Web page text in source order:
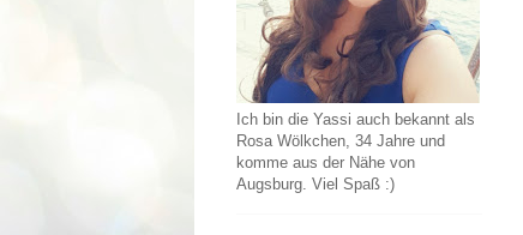
Ich bin die Yassi auch bekannt als
Rosa Wölkchen, 34 Jahre und
komme aus der Nähe von
Augsburg. Viel Spaß :)